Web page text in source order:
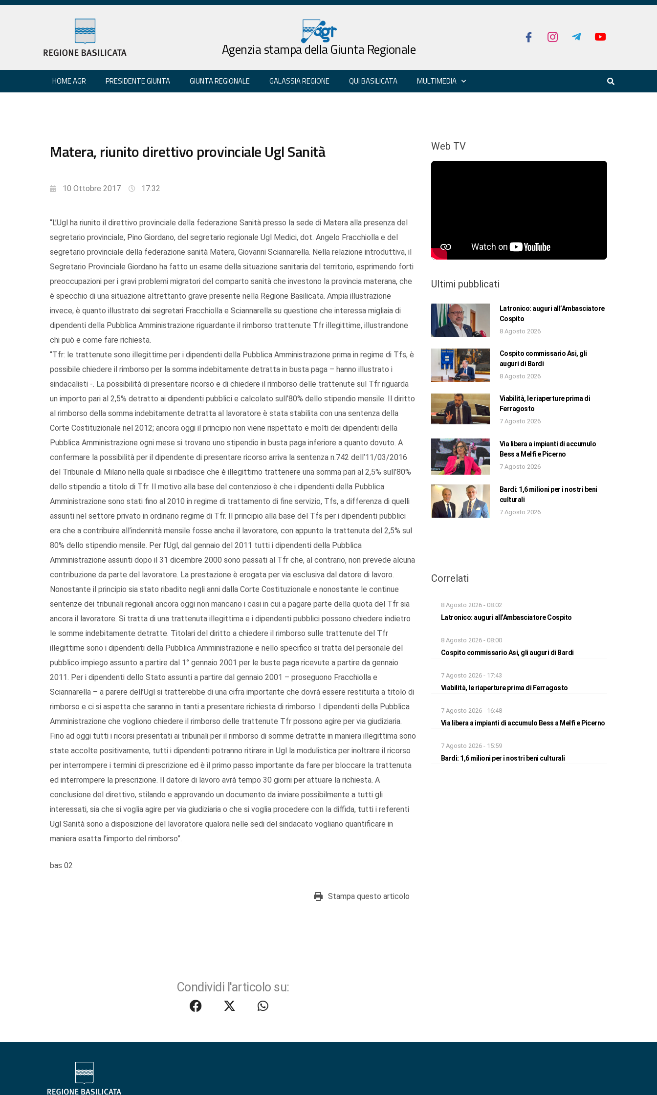
Agenzia stampa della Giunta Regionale
HOME AGR PRESIDENTE GIUNTA GIUNTA REGIONALE GALASSIA REGIONE QUI BASILICATA MULTIMEDIA
Matera, riunito direttivo provinciale Ugl Sanità
10 Ottobre 2017 17:32
“L’Ugl ha riunito il direttivo provinciale della federazione Sanità presso la sede di Matera alla presenza del
segretario provinciale, Pino Giordano, del segretario regionale Ugl Medici, dot. Angelo Fracchiolla e del
segretario provinciale della federazione sanità Matera, Giovanni Sciannarella. Nella relazione introduttiva, il
Segretario Provinciale Giordano ha fatto un esame della situazione sanitaria del territorio, esprimendo forti
preoccupazioni per i gravi problemi migratori del comparto sanità che investono la provincia materana, che
è specchio di una situazione altrettanto grave presente nella Regione Basilicata. Ampia illustrazione
invece, è quanto illustrato dai segretari Fracchiolla e Sciannarella su questione che interessa migliaia di
dipendenti della Pubblica Amministrazione riguardante il rimborso trattenute Tfr illegittime, illustrandone
chi può e come fare richiesta.
“Tfr: le trattenute sono illegittime per i dipendenti della Pubblica Amministrazione prima in regime di Tfs, è
possibile chiedere il rimborso per la somma indebitamente detratta in busta paga – hanno illustrato i
sindacalisti -. La possibilità di presentare ricorso e di chiedere il rimborso delle trattenute sul Tfr riguarda
un importo pari al 2,5% detratto ai dipendenti pubblici e calcolato sull’80% dello stipendio mensile. Il diritto
al rimborso della somma indebitamente detratta al lavoratore è stata stabilita con una sentenza della
Corte Costituzionale nel 2012; ancora oggi il principio non viene rispettato e molti dei dipendenti della
Pubblica Amministrazione ogni mese si trovano uno stipendio in busta paga inferiore a quanto dovuto. A
confermare la possibilità per il dipendente di presentare ricorso arriva la sentenza n.742 dell’11/03/2016
del Tribunale di Milano nella quale si ribadisce che è illegittimo trattenere una somma pari al 2,5% sull’80%
dello stipendio a titolo di Tfr. Il motivo alla base del contenzioso è che i dipendenti della Pubblica
Amministrazione sono stati fino al 2010 in regime di trattamento di fine servizio, Tfs, a differenza di quelli
assunti nel settore privato in ordinario regime di Tfr. Il principio alla base del Tfs per i dipendenti pubblici
era che a contribuire all’indennità mensile fosse anche il lavoratore, con appunto la trattenuta del 2,5% sul
80% dello stipendio mensile. Per l’Ugl, dal gennaio del 2011 tutti i dipendenti della Pubblica
Amministrazione assunti dopo il 31 dicembre 2000 sono passati al Tfr che, al contrario, non prevede alcuna
contribuzione da parte del lavoratore. La prestazione è erogata per via esclusiva dal datore di lavoro.
Nonostante il principio sia stato ribadito negli anni dalla Corte Costituzionale e nonostante le continue
sentenze dei tribunali regionali ancora oggi non mancano i casi in cui a pagare parte della quota del Tfr sia
ancora il lavoratore. Si tratta di una trattenuta illegittima e i dipendenti pubblici possono chiedere indietro
le somme indebitamente detratte. Titolari del diritto a chiedere il rimborso sulle trattenute del Tfr
illegittime sono i dipendenti della Pubblica Amministrazione e nello specifico si tratta del personale del
pubblico impiego assunto a partire dal 1° gennaio 2001 per le buste paga ricevute a partire da gennaio
2011. Per i dipendenti dello Stato assunti a partire dal gennaio 2001 – proseguono Fracchiolla e
Sciannarella – a parere dell’Ugl si tratterebbe di una cifra importante che dovrà essere restituita a titolo di
rimborso e ci si aspetta che saranno in tanti a presentare richiesta di rimborso. I dipendenti della Pubblica
Amministrazione che vogliono chiedere il rimborso delle trattenute Tfr possono agire per via giudiziaria.
Fino ad oggi tutti i ricorsi presentati ai tribunali per il rimborso di somme detratte in maniera illegittima sono
state accolte positivamente, tutti i dipendenti potranno ritirare in Ugl la modulistica per inoltrare il ricorso
per interrompere i termini di prescrizione ed è il primo passo importante da fare per bloccare la trattenuta
ed interrompere la prescrizione. Il datore di lavoro avrà tempo 30 giorni per attuare la richiesta. A
conclusione del direttivo, stilando e approvando un documento da inviare possibilmente a tutti gli
interessati, sia che si voglia agire per via giudiziaria o che si voglia procedere con la diffida, tutti i referenti
Ugl Sanità sono a disposizione del lavoratore qualora nelle sedi del sindacato vogliano quantificare in
maniera esatta l’importo del rimborso”.
bas 02
Stampa questo articolo
Condividi l'articolo su:
Web TV
Ultimi pubblicati
Latronico: auguri all’Ambasciatore
Cospito
8 Agosto 2026
Cospito commissario Asi, gli
auguri di Bardi
8 Agosto 2026
Viabilità, le riaperture prima di
Ferragosto
7 Agosto 2026
Via libera a impianti di accumulo
Bess a Melfi e Picerno
7 Agosto 2026
Bardi: 1,6 milioni per i nostri beni
culturali
7 Agosto 2026
Correlati
8 Agosto 2026 - 08:02
Latronico: auguri all’Ambasciatore Cospito
8 Agosto 2026 - 08:00
Cospito commissario Asi, gli auguri di Bardi
7 Agosto 2026 - 17:43
Viabilità, le riaperture prima di Ferragosto
7 Agosto 2026 - 16:48
Via libera a impianti di accumulo Bess a Melfi e Picerno
7 Agosto 2026 - 15:59
Bardi: 1,6 milioni per i nostri beni culturali